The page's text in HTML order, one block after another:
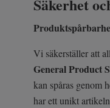
Säkerhet
Vi säkerställer att
General Product
kan spåras genom
har ett unikt